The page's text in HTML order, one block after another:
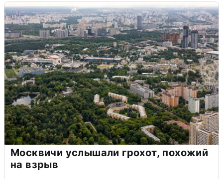
Москвичи услышали грохот, похожий
на взрыв